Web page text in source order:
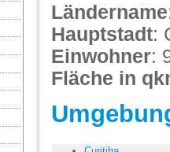
Ländername
Hauptstadt:
Einwohner:
Fläche in